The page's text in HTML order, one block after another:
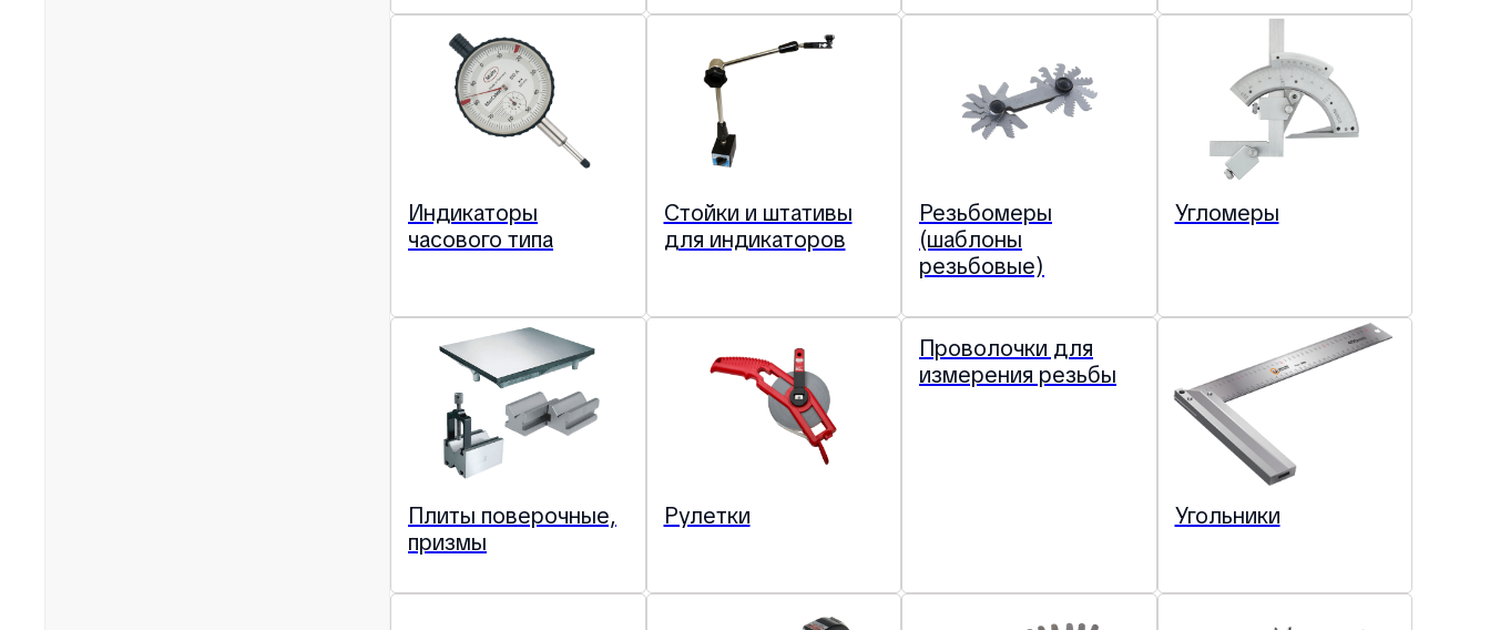
Индикаторы
часового типа
Стойки и штативы
для индикаторов
Резьбомеры
(шаблоны
резьбовые)
Угломеры
Плиты поверочные,
призмы
Рулетки
Проволочки для
измерения резьбы
Угольники